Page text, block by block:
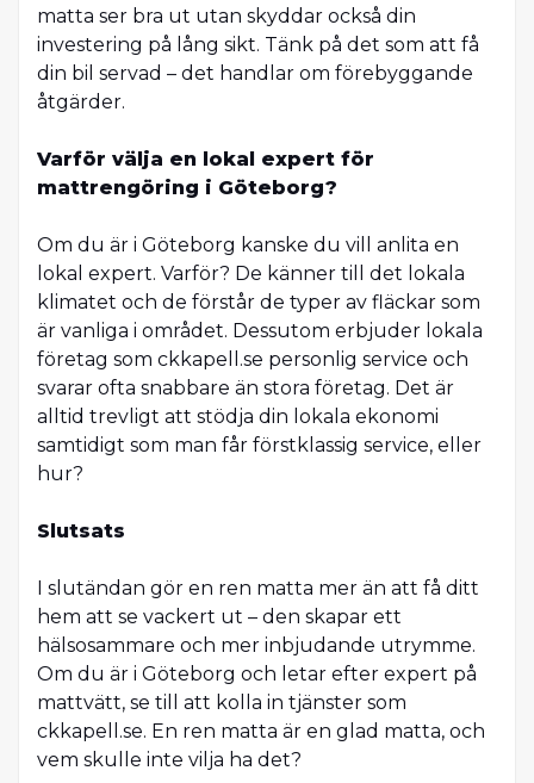
matta ser bra ut utan skyddar också din
investering på lång sikt. Tänk på det som att få
din bil servad – det handlar om förebyggande
åtgärder.
Varför välja en lokal expert för
mattrengöring i Göteborg?
Om du är i Göteborg kanske du vill anlita en
lokal expert. Varför? De känner till det lokala
klimatet och de förstår de typer av fläckar som
är vanliga i området. Dessutom erbjuder lokala
företag som ckkapell.se personlig service och
svarar ofta snabbare än stora företag. Det är
alltid trevligt att stödja din lokala ekonomi
samtidigt som man får förstklassig service, eller
hur?
Slutsats
I slutändan gör en ren matta mer än att få ditt
hem att se vackert ut – den skapar ett
hälsosammare och mer inbjudande utrymme.
Om du är i Göteborg och letar efter expert på
mattvätt, se till att kolla in tjänster som
ckkapell.se. En ren matta är en glad matta, och
vem skulle inte vilja ha det?